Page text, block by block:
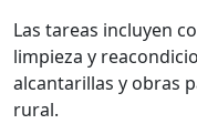
Las tareas incluyen
limpieza y
alcantarillas y obras
rural.